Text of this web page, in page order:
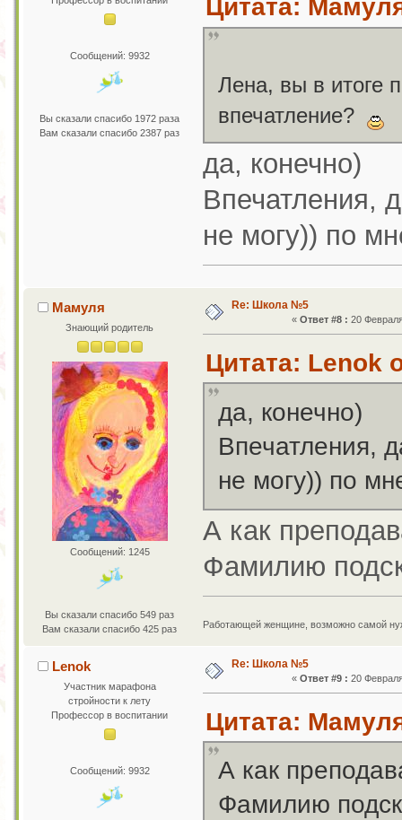
Сообщений: 9932
Вы сказали спасибо 1972 раза
Вам сказали спасибо 2387 раз
Цитата:
Лена, вы в итоге
впечатление?
да, конечно)
Впечатления,
не могу)) по
Мамуля
Знающий родитель
Сообщений: 1245
Вы сказали спасибо 549 раз
Вам сказали спасибо 425 раз
Re: Школа №5
« Ответ #8 : 20
Цитата: Lenok
да, конечно)
Впечатления,
не могу)) по
А как
Фамилию
Работающей женщине, возможно самой
Lenok
Участник марафона
стройности к лету
Профессор в воспитании
Сообщений: 9932
Re: Школа №5
« Ответ #9 : 20
Цитата:
А как
Фамилию